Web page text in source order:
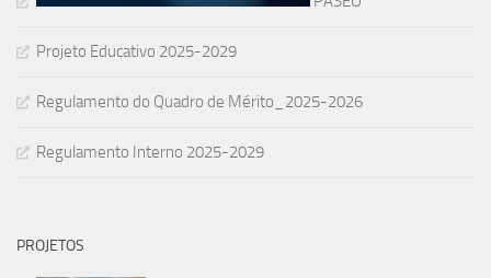
Projeto Educativo 2025-2029
Regulamento do Quadro de Mérito_2025-2026
Regulamento Interno 2025-2029
PROJETOS